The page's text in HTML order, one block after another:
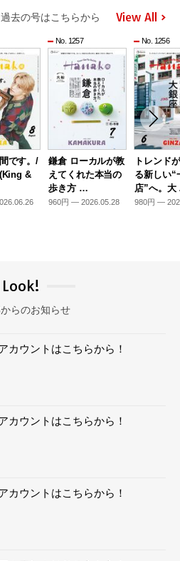
過去の号はこちらから View All
です。/
&
No. 1257
鎌倉 ローカルが教
えてくれた本当の
歩き方 …
960円 — 2026.05.28
No. 1256
トレンド
る新しい“
店”へ。
980円 —
Look!
らのお知らせ
カウントはこちらから！
カウントはこちらから！
カウントはこちらから！